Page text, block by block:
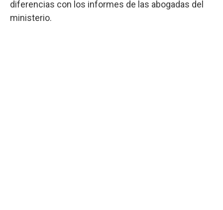
diferencias con los informes de las abogadas del
ministerio.